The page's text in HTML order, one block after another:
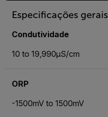
Especificações gerais
Condutividade
10 to 19,990µS/cm
ORP
-1500mV to 1500mV